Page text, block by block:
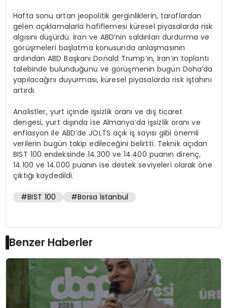
Hafta sonu artan jeopolitik gerginliklerin, taraflardan
gelen açıklamalarla hafiflemesi küresel piyasalarda risk
algısını düşürdü. İran ve ABD’nin saldırıları durdurma ve
görüşmeleri başlatma konusunda anlaşmasının
ardından ABD Başkanı Donald Trump’ın, İran’ın toplantı
talebinde bulunduğunu ve görüşmenin bugün Doha’da
yapılacağını duyurması, küresel piyasalarda risk iştahını
artırdı.
Analistler, yurt içinde işsizlik oranı ve dış ticaret
dengesi, yurt dışında ise Almanya’da işsizlik oranı ve
enflasyon ile ABD’de JOLTS açık iş sayısı gibi önemli
verilerin bugün takip edileceğini belirtti. Teknik açıdan
BIST 100 endeksinde 14.300 ve 14.400 puanın direnç,
14.100 ve 14.000 puanın ise destek seviyeleri olarak öne
çıktığı kaydedildi.
#BIST 100 #Borsa İstanbul
Benzer Haberler